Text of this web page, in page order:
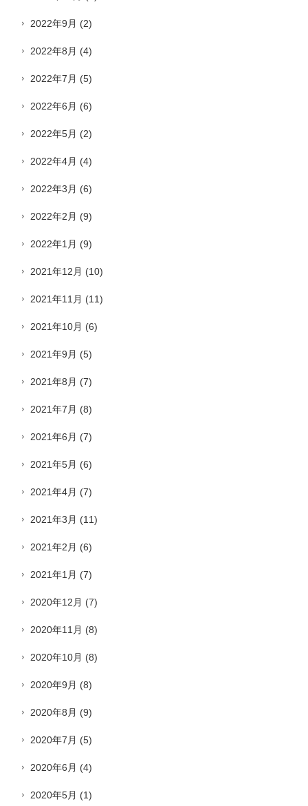
2022年9月 (2)
2022年8月 (4)
2022年7月 (5)
2022年6月 (6)
2022年5月 (2)
2022年4月 (4)
2022年3月 (6)
2022年2月 (9)
2022年1月 (9)
2021年12月 (10)
2021年11月 (11)
2021年10月 (6)
2021年9月 (5)
2021年8月 (7)
2021年7月 (8)
2021年6月 (7)
2021年5月 (6)
2021年4月 (7)
2021年3月 (11)
2021年2月 (6)
2021年1月 (7)
2020年12月 (7)
2020年11月 (8)
2020年10月 (8)
2020年9月 (8)
2020年8月 (9)
2020年7月 (5)
2020年6月 (4)
2020年5月 (1)